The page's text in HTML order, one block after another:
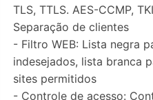
TLS, TTLS. AES-CCMP,
Separação de clientes
- Filtro WEB: Lista negra
indesejados, lista branca
sites permitidos
- Controle de acesso: